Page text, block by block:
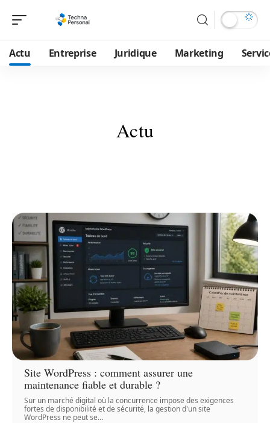
Actu Entreprise Juridique Marketing
Actu
Site WordPress : comment assurer une
maintenance fiable et durable ?
Sur un marché digital où la concurrence impose des exigences
fortes de disponibilité et de sécurité, la gestion d'un site
WordPress ne peut se…